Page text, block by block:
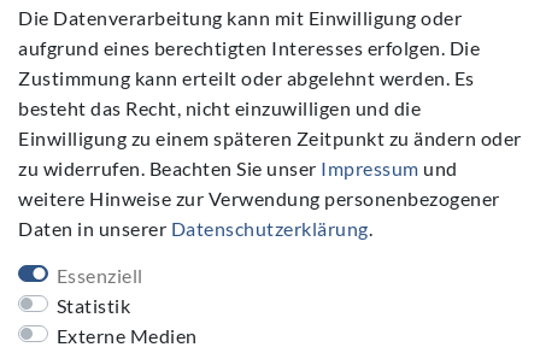
Folgen Sie Uns
E-MAIL **
Newsletter
Honig
Die Datenverarbeitung kann mit Einwilligung oder
aufgrund eines berechtigten Interesses erfolgen. Die
Zustimmung kann erteilt oder abgelehnt werden. Es
besteht das Recht, nicht einzuwilligen und die
Einwilligung zu einem späteren Zeitpunkt zu ändern oder
zu widerrufen. Beachten Sie unser Impressum und
weitere Hinweise zur Verwendung personenbezogener
Daten in unserer Daten­schutz­erklärung.
Essenziell
Statistik
Externe Medien